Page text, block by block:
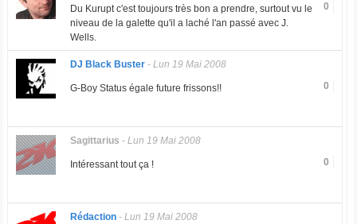
0
Du Kurupt c'est toujours très bon a prendre, surtout vu le
niveau de la galette qu'il a laché l'an passé avec J.
Wells.
DJ Black Buster- Lun 19 Mai 2008
0
G-Boy Status égale future frissons!!
Sagittarius - Lun 19 Mai 2008
0
Intéressant tout ça !
Rédaction- Lun 19 Mai 2008